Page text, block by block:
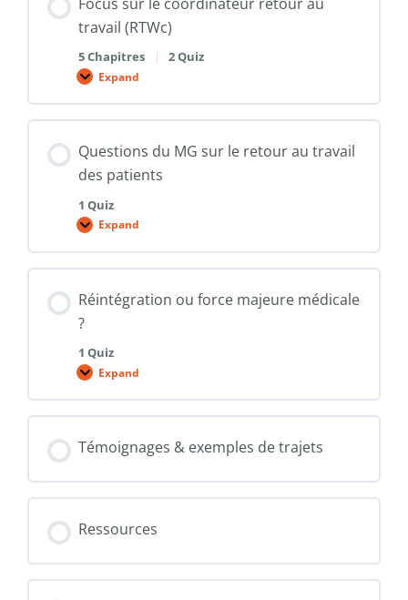
travail (RTWc)
5 Chapitres | 2 Quiz
Expand
Focus
le
coordinateur
au
(RTWc)
Questions du MG sur le retour au travail
des patients
1 Quiz
Expand
Questions
MG
sur
retour
au
patients
Réintégration ou force majeure médicale
?
1 Quiz
Expand
Réintégration
force
majeure
?
Témoignages & exemples de trajets
Ressources